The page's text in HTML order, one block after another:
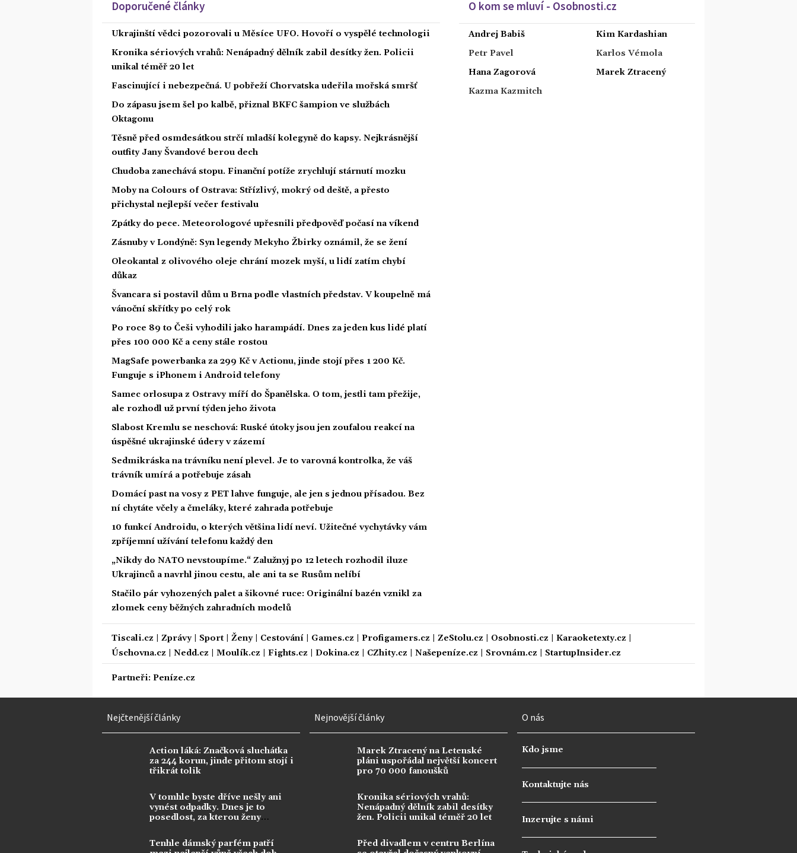
Doporučené články
Ukrajinští vědci pozorovali u Měsíce UFO. Hovoří o vyspělé technologii
Kronika sériových vrahů: Nenápadný dělník zabil desítky žen. Policii
unikal téměř 20 let
Fascinující i nebezpečná. U pobřeží Chorvatska udeřila mořská smršť
Do zápasu jsem šel po kalbě, přiznal BKFC šampion ve službách
Oktagonu
Těsně před osmdesátkou strčí mladší kolegyně do kapsy. Nejkrásnější
outfity Jany Švandové berou dech
Chudoba zanechává stopu. Finanční potíže zrychlují stárnutí mozku
Moby na Colours of Ostrava: Střízlivý, mokrý od deště, a přesto
přichystal nejlepší večer festivalu
Zpátky do pece. Meteorologové upřesnili předpověď počasí na víkend
Zásnuby v Londýně: Syn legendy Mekyho Žbirky oznámil, že se žení
Oleokantal z olivového oleje chrání mozek myší, u lidí zatím chybí
důkaz
Švancara si postavil dům u Brna podle vlastních představ. V koupelně má
vánoční skřítky po celý rok
Po roce 89 to Češi vyhodili jako harampádí. Dnes za jeden kus lidé platí
přes 100 000 Kč a ceny stále rostou
MagSafe powerbanka za 299 Kč v Actionu, jinde stojí přes 1 200 Kč.
Funguje s iPhonem i Android telefony
Samec orlosupa z Ostravy míří do Španělska. O tom, jestli tam přežije,
ale rozhodl už první týden jeho života
Slabost Kremlu se neschová: Ruské útoky jsou jen zoufalou reakcí na
úspěšné ukrajinské údery v zázemí
Sedmikráska na trávníku není plevel. Je to varovná kontrolka, že váš
trávník umírá a potřebuje zásah
Domácí past na vosy z PET lahve funguje, ale jen s jednou přísadou. Bez
ní chytáte včely a čmeláky, které zahrada potřebuje
10 funkcí Androidu, o kterých většina lidí neví. Užitečné vychytávky vám
zpříjemní užívání telefonu každý den
„Nikdy do NATO nevstoupíme.“ Zalužnyj po 12 letech rozhodil iluze
Ukrajinců a navrhl jinou cestu, ale ani ta se Rusům nelíbí
Stačilo pár vyhozených palet a šikovné ruce: Originální bazén vznikl za
zlomek ceny běžných zahradních modelů
O kom se mluví - Osobnosti.cz
Andrej Babiš
Petr Pavel
Hana Zagorová
Kazma Kazmitch
Kim Kardashian
Karlos Vémola
Marek Ztracený
Tiscali.cz Zprávy| Sport| Ženy| Cestování Games.cz Profigamers.cz ZeStolu.cz Osobnosti.cz Karaoketexty.cz
Úschovna.cz
Nedd.cz Moulík.cz Fights.cz Dokina.cz CZhity.cz Našepeníze.cz Srovnám.cz StartupInsider.cz
Partneři: Peníze.cz
Nejčtenější články
Action láká: Značková sluchátka
za 244 korun, jinde přitom stojí i
třikrát tolik
V tomhle byste dříve nešly ani
vynést odpadky. Dnes je to
posedlost, za kterou ženy
Tenhle dámský parfém patří
Nejnovější články
Marek Ztracený na Letenské
pláni uspořádal největší koncert
pro 70 000 fanoušků
Kronika sériových vrahů:
Nenápadný dělník zabil desítky
žen. Policii unikal téměř 20 let
Před divadlem v centru Berlína
O nás
Kdo jsme
Kontaktujte nás
Inzerujte s námi